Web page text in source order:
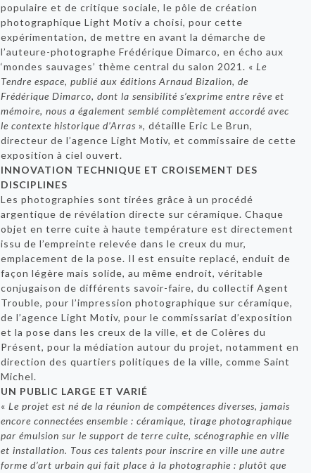
populaire et de critique sociale, le pôle de création
photographique Light Motiv a choisi, pour cette
expérimentation, de mettre en avant la démarche de
l’auteure-photographe Frédérique Dimarco, en écho aux
‘mondes sauvages’ thème central du salon 2021. « Le
Tendre espace, publié aux éditions Arnaud Bizalion, de
Frédérique Dimarco, dont la sensibilité s’exprime entre rêve et
mémoire, nous a également semblé complètement accordé avec
le contexte historique d’Arras », détaille Eric Le Brun,
directeur de l’agence Light Motiv, et commissaire de cette
exposition à ciel ouvert.
INNOVATION TECHNIQUE ET CROISEMENT DES
DISCIPLINES
Les photographies sont tirées grâce à un procédé
argentique de révélation directe sur céramique. Chaque
objet en terre cuite à haute température est directement
issu de l’empreinte relevée dans le creux du mur,
emplacement de la pose. Il est ensuite replacé, enduit de
façon légère mais solide, au même endroit, véritable
conjugaison de différents savoir-faire, du collectif Agent
Trouble, pour l’impression photographique sur céramique,
de l’agence Light Motiv, pour le commissariat d’exposition
et la pose dans les creux de la ville, et de Colères du
Présent, pour la médiation autour du projet, notamment en
direction des quartiers politiques de la ville, comme Saint
Michel.
UN PUBLIC LARGE ET VARIÉ
« Le projet est né de la réunion de compétences diverses, jamais
encore connectées ensemble : céramique, tirage photographique
par émulsion sur le support de terre cuite, scénographie en ville
et installation. Tous ces talents pour inscrire en ville une autre
forme d’art urbain qui fait place à la photographie : plutôt que